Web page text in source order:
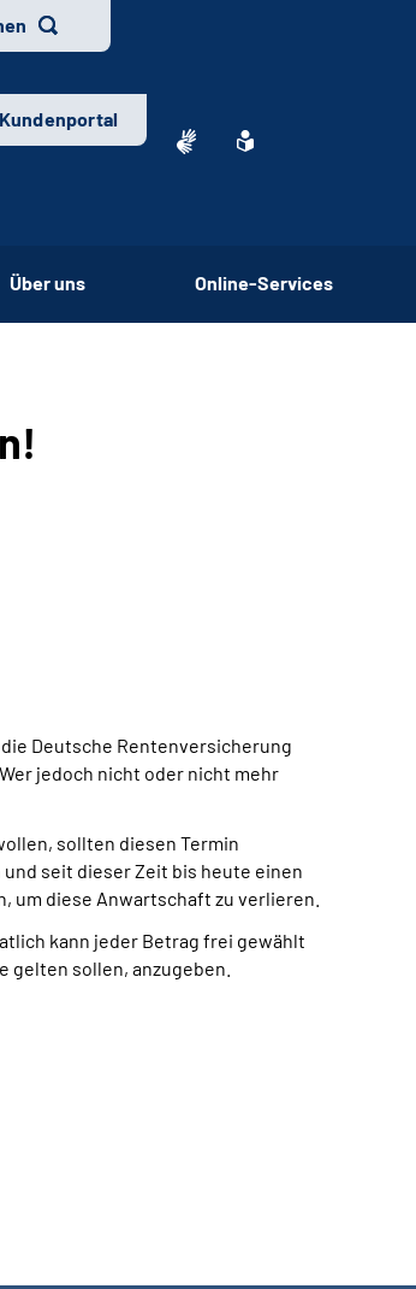
Über uns Online-Services
Deutsche Rentenversicherung
jedoch nicht oder nicht mehr
sollten diesen Termin
seit dieser Zeit bis heute einen
um diese Anwartschaft zu verlieren.
kann jeder Betrag frei gewählt
gelten sollen, anzugeben.